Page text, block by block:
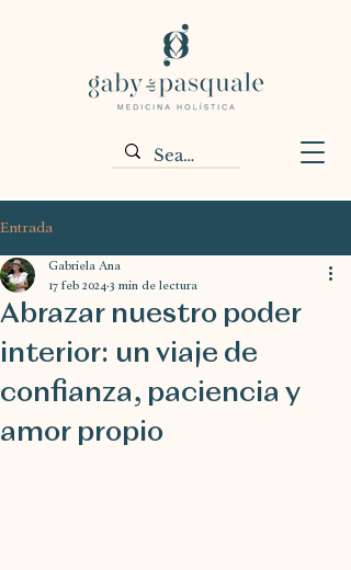
Entrada
Abrazar nuestro poder
interior: un viaje de
confianza, paciencia y
amor propio
Gabriela Ana
17 feb 2024 3 min de lectura